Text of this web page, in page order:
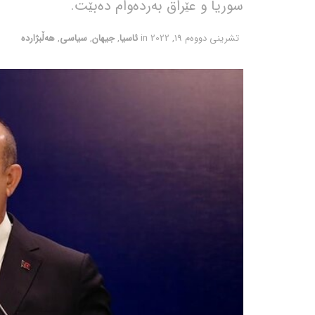
سوریا و عێراق بەردەوام دەبێت.
تشرینی دووه‌م 19, 2022 in ئاسیا,جیهان,سیاسی,هەڵبژاردە